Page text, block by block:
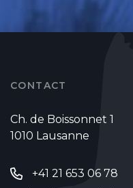
CONTACT
Ch. de Boissonnet 1
1010 Lausanne
+41 21 653 06 78